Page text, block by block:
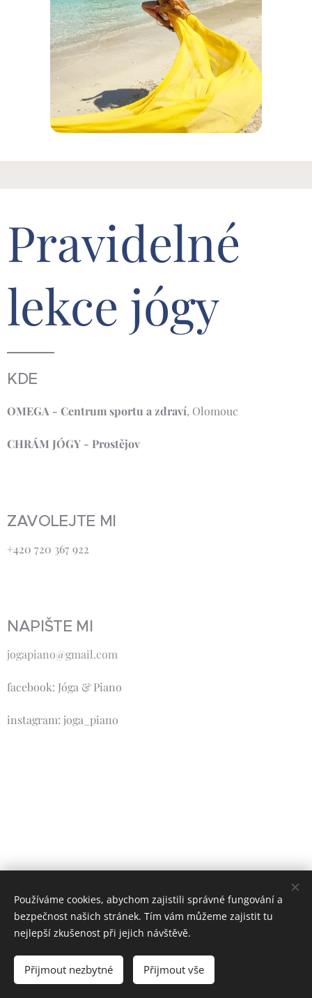
Pravidelné
lekce jógy
KDE
OMEGA - Centrum sportu a zdraví, Olomouc
CHRÁM JÓGY - Prostějov
ZAVOLEJTE MI
+420 720 367 922
NAPIŠTE MI
jogapiano@gmail.com
facebook: Jóga & Piano
instagram: joga_piano
Používáme cookies, abychom zajistili správné fungování a
bezpečnost našich stránek. Tím vám můžeme zajistit tu
nejlepší zkušenost při jejich návštěvě.
Přijmout nezbytné Přijmout vše